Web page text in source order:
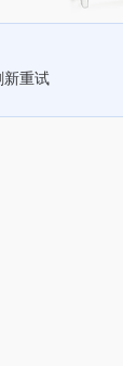
新重试